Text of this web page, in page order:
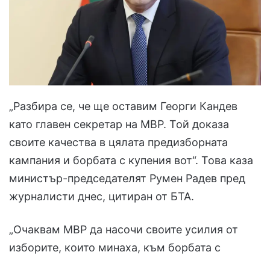
„Разбира се, че ще оставим Георги Кандев
като главен секретар на МВР. Той доказа
своите качества в цялата предизборната
кампания и борбата с купения вот“. Това каза
министър-председателят Румен Радев пред
журналисти днес, цитиран от БТА.
„Очаквам МВР да насочи своите усилия от
изборите, които минаха, към борбата с